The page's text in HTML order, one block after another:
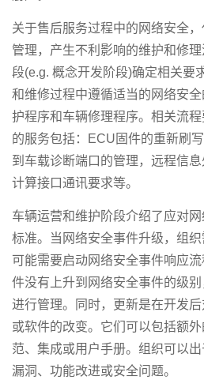
关于售后服务过程中的网络安全
管理，产生不利影响的维护和修
段(e.g. 概念开发阶段)确定相关要
和维修过程中遵循适当的网络安
护程序和车辆修理程序。相关流
的服务包括：ECU固件的重新刷
到车载诊断端口的管理，远程信
计算接口通讯要求等。
车辆运营和维护阶段介绍了应对
标准。当网络安全事件升级，组
可能需要启动网络安全事件响应
件没有上升到网络安全事件的级
进行管理。同时，更新是在开发
或软件的改变。它们可以包括额
范、集成或用户手册。组织可以
漏洞、功能改进或安全问题。